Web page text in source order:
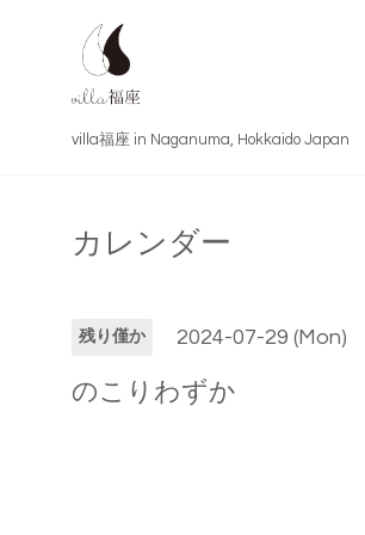
villa福座 in Naganuma, Hokkaido Japan
カレンダー
残り僅か 2024-07-29 (Mon)
のこりわずか